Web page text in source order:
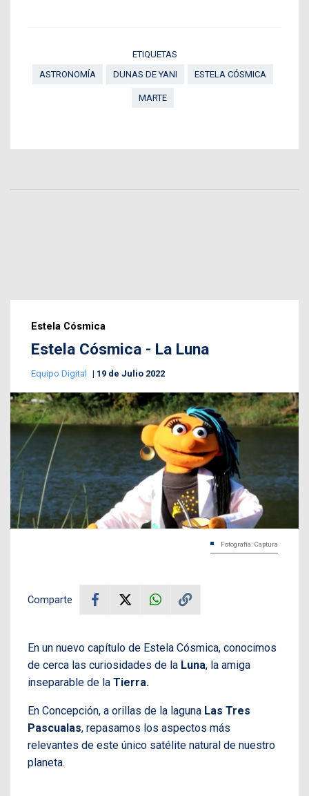
ETIQUETAS
ASTRONOMÍA
DUNAS DE YANI ESTELA CÓSMICA
MARTE
Estela Cósmica
Estela Cósmica - La Luna
Equipo Digital 19 de Julio 2022
Fotografía: Captura
Comparte
En un nuevo capítulo de Estela Cósmica, conocimos
de cerca las curiosidades de la Luna, la amiga
inseparable de la Tierra.
En Concepción, a orillas de la laguna Las Tres
Pascualas, repasamos los aspectos más
relevantes de este único satélite natural de nuestro
planeta.